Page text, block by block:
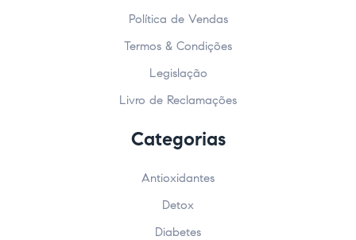
Política de Vendas
Termos & Condições
Legislação
Livro de Reclamações
Categorias
Antioxidantes
Detox
Diabetes